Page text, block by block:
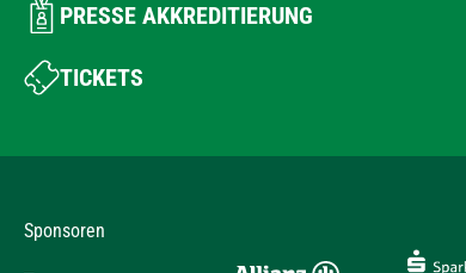
PRESSE AKKREDITIERUNG
TICKETS
Sponsoren